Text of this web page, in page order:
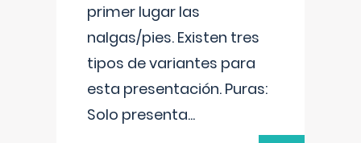
primer lugar las
nalgas/pies. Existen tres
tipos de variantes para
esta presentación. Puras:
Solo presenta...